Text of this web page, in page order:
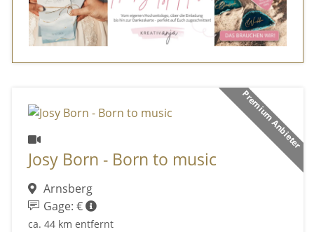
Premium Anbieter
Josy Born - Born to music
Arnsberg
Gage: €
ca. 44 km entfernt